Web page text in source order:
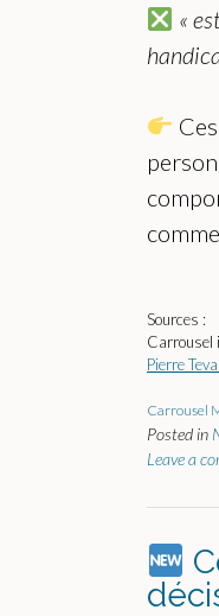
«
Sources :
Carrousel
Pierre
Carrousel
Posted in
Leave a